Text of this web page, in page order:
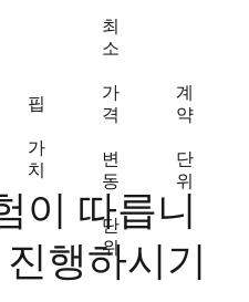
이 따릅니
행하시기
핍
가
치
최
소
가
격
변
동
단
위
계
약
단
위